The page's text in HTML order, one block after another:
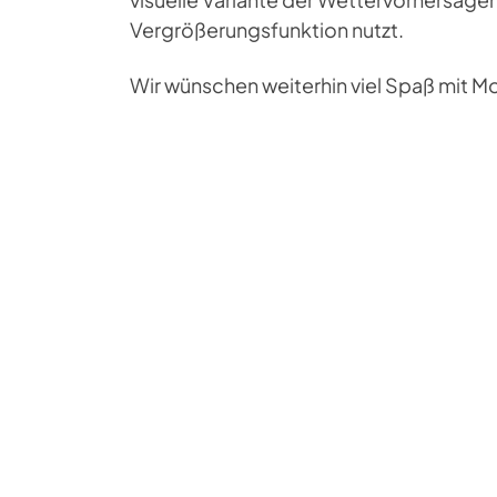
Vergrößerungsfunktion nutzt.
Wir wünschen weiterhin viel Spaß mit